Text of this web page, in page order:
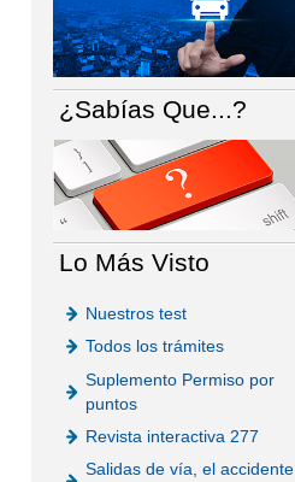
¿Sabías Que...?
Lo Más Visto
Nuestros test
Todos los trámites
Suplemento Permiso por
puntos
Revista interactiva 277
Salidas de vía, el accidente